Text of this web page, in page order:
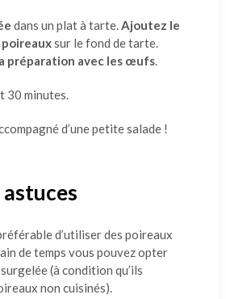
dans un plat à tarte.Ajoutez le
poireauxsur le fond de tarte.
préparation avec les œufs.
30 minutes.
d’une petite salade !
d’utiliser des poireaux
de temps vous pouvez opter
(à condition qu’ils
non cuisinés).